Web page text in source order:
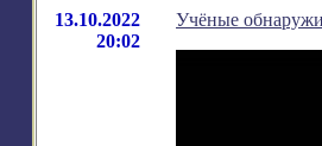
13.10.2022
20:02
Учёные